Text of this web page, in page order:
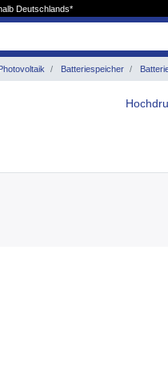
Deutschlands*
Batteriespeicher